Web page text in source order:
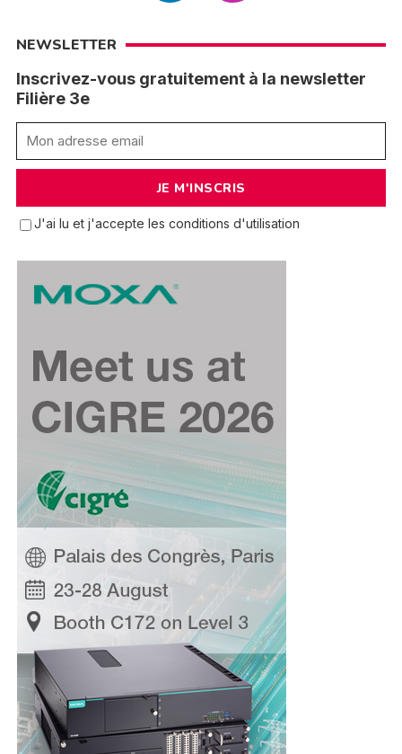
NEWSLETTER
Inscrivez-vous gratuitement à la newsletter
Filière 3e
J'ai lu et j'accepte les conditions d'utilisation